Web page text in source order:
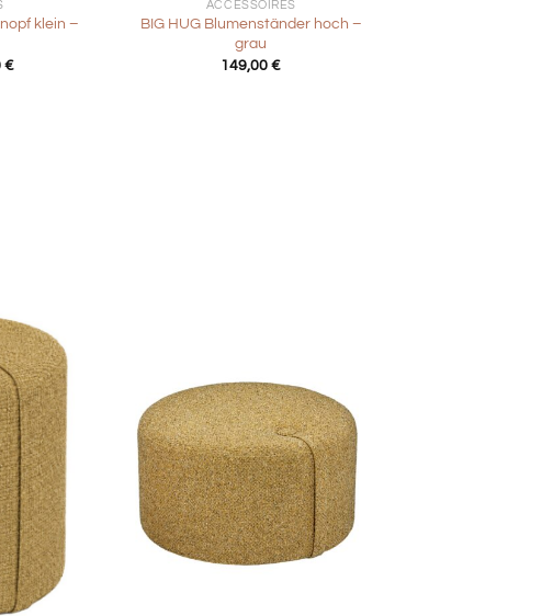
klein –
€Aktueller
ACCESSOIRES
BIG HUG Blumenständer hoch –
grau
149,00€